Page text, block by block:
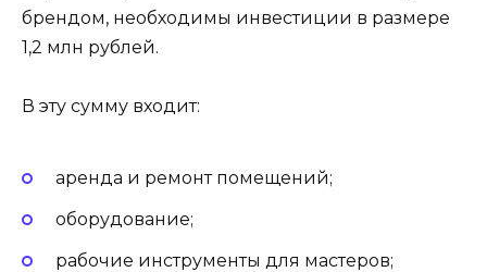
брендом, необходимы инвестиции в размере
1,2 млн рублей.
В эту сумму входит:
аренда и ремонт помещений;
оборудование;
рабочие инструменты для мастеров;